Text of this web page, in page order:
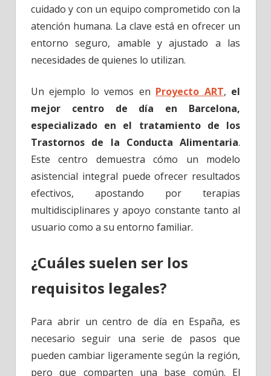
cuidado y con un equipo comprometido con la
atención humana. La clave está en ofrecer un
entorno seguro, amable y ajustado a las
necesidades de quienes lo utilizan.
Un ejemplo lo vemos en Proyecto ART, el
mejor centro de día en Barcelona,
especializado en el tratamiento de los
Trastornos de la Conducta Alimentaria.
Este centro demuestra cómo un modelo
asistencial integral puede ofrecer resultados
efectivos, apostando por terapias
multidisciplinares y apoyo constante tanto al
usuario como a su entorno familiar.
¿Cuáles suelen ser los
requisitos legales?
Para abrir un centro de día en España, es
necesario seguir una serie de pasos que
pueden cambiar ligeramente según la región,
pero que comparten una base común. El